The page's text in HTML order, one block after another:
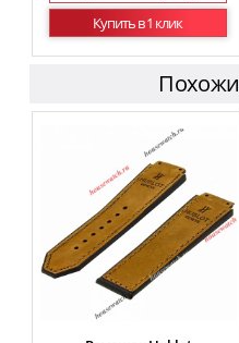
Купить в 1 клик